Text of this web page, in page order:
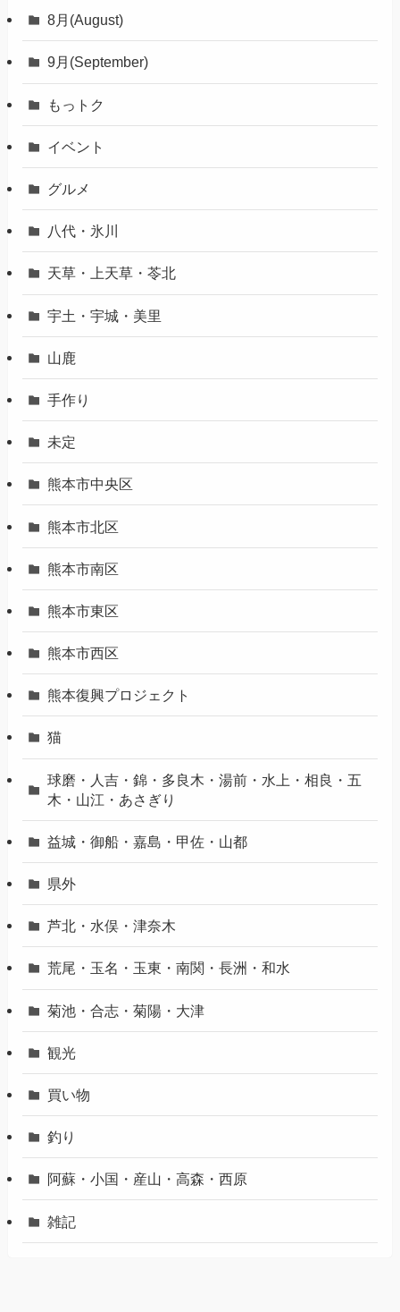
8月(August)
9月(September)
もっトク
イベント
グルメ
八代・氷川
天草・上天草・苓北
宇土・宇城・美里
山鹿
手作り
未定
熊本市中央区
熊本市北区
熊本市南区
熊本市東区
熊本市西区
熊本復興プロジェクト
猫
球磨・人吉・錦・多良木・湯前・水上・相良・五
木・山江・あさぎり
益城・御船・嘉島・甲佐・山都
県外
芦北・水俣・津奈木
荒尾・玉名・玉東・南関・長洲・和水
菊池・合志・菊陽・大津
観光
買い物
釣り
阿蘇・小国・産山・高森・西原
雑記